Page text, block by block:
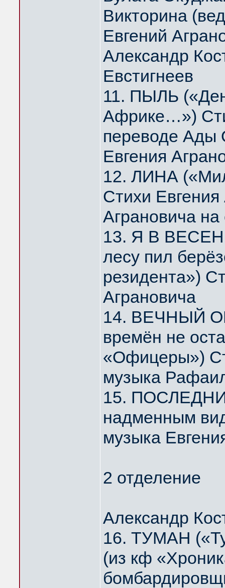
Викторина
Евгений
Александр
Евстигнеев
11. ПЫЛЬ
Африке…»)
переводе Ады
Евгения
12. ЛИНА
Стихи
Аграновича
13. Я В
лесу пил
резидента»)
Аграновича
14. ВЕЧНЫЙ
времён не
«Офицеры»)
музыка
15.
надменным
музыка
2 отделение
Александр
16. ТУМАН
(из кф